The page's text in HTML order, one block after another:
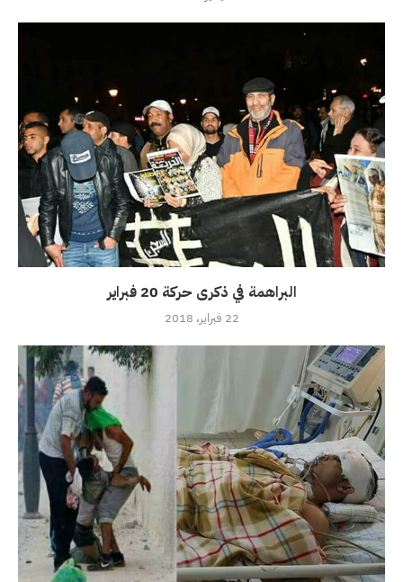
البراهمة في ذكرى حركة 20 فبراير
22 فبراير، 2018